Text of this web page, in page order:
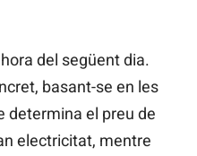
del següent dia.
basant-se en les
determina el preu de
electricitat, mentre